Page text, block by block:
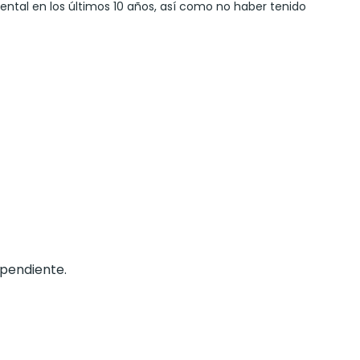
en los últimos 10 años, así como no haber tenido